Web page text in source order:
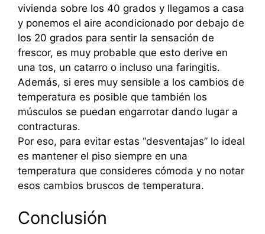
vivienda sobre los 40 grados y llegamos a casa
y ponemos el aire acondicionado por debajo de
los 20 grados para sentir la sensación de
frescor, es muy probable que esto derive en
una tos, un catarro o incluso una faringitis.
Además, si eres muy sensible a los cambios de
temperatura es posible que también los
músculos se puedan engarrotar dando lugar a
contracturas.
Por eso, para evitar estas “desventajas” lo ideal
es mantener el piso siempre en una
temperatura que consideres cómoda y no notar
esos cambios bruscos de temperatura.
Conclusión